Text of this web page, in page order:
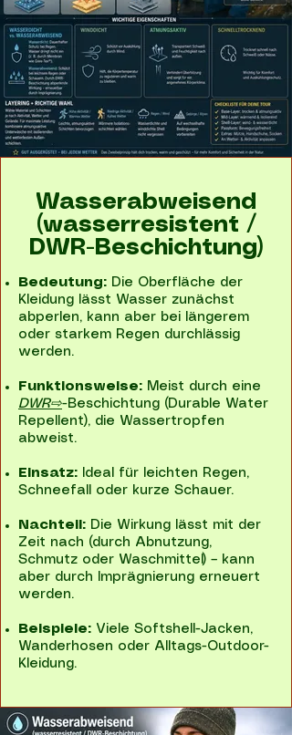
Wasserabweisend
(wasserresistent /
DWR-Beschichtung)
Bedeutung: Die Oberfläche der
Kleidung lässt Wasser zunächst
abperlen, kann aber bei längerem
oder starkem Regen durchlässig
werden.
Funktionsweise: Meist durch eine
DWR⇨-Beschichtung (Durable Water
Repellent), die Wassertropfen
abweist.
Einsatz: Ideal für leichten Regen,
Schneefall oder kurze Schauer.
Nachteil: Die Wirkung lässt mit der
Zeit nach (durch Abnutzung,
Schmutz oder Waschmittel) – kann
aber durch Imprägnierung erneuert
werden.
Beispiele: Viele Softshell-Jacken,
Wanderhosen oder Alltags-Outdoor-
Kleidung.